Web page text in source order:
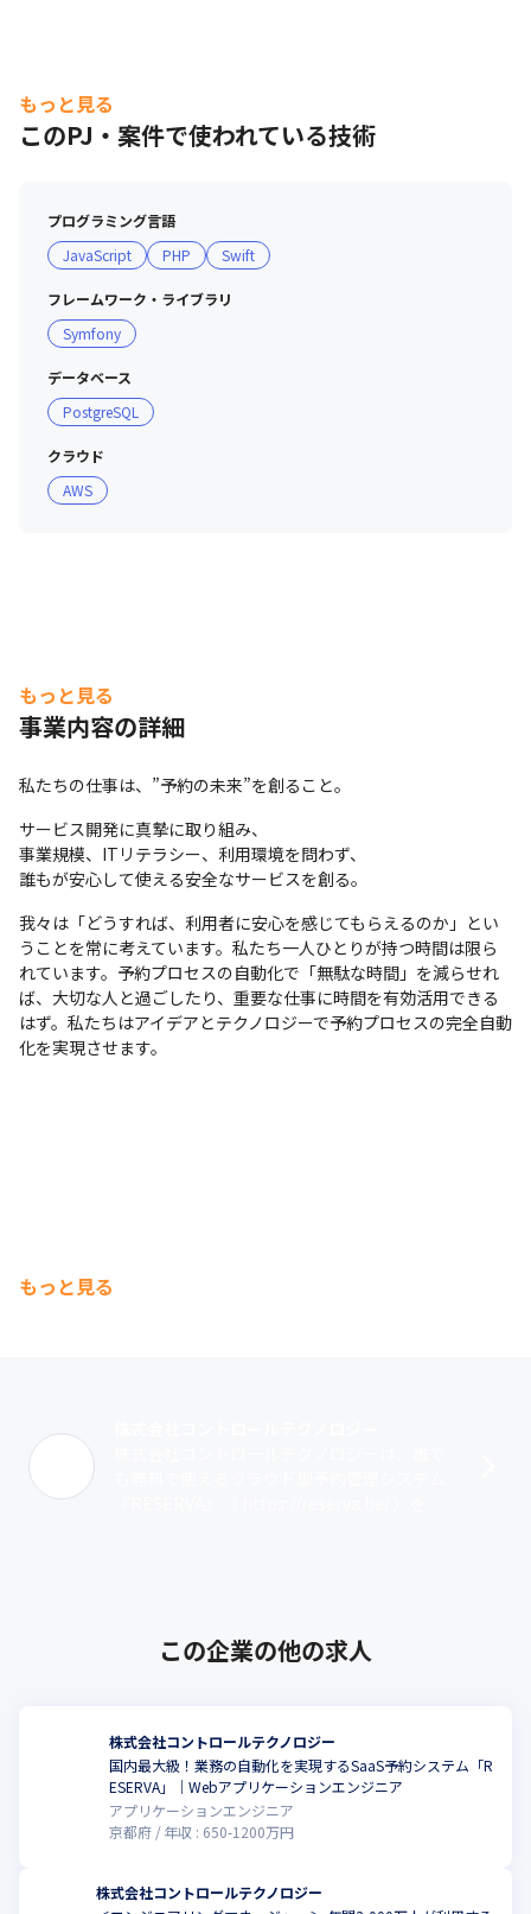
もっと見る
このPJ・案件で使われている技術
プログラミング言語
JavaScript
PHP Swift
フレームワーク・ライブラリ
Symfony
データベース
PostgreSQL
クラウド
AWS
もっと見る
事業内容の詳細
私たちの仕事は、”予約の未来”を創ること。
サービス開発に真摯に取り組み、
事業規模、ITリテラシー、利用環境を問わず、
誰もが安心して使える安全なサービスを創る。
我々は「どうすれば、利用者に安心を感じてもらえるのか」とい
うことを常に考えています。私たち一人ひとりが持つ時間は限ら
れています。予約プロセスの自動化で「無駄な時間」を減らせれ
ば、大切な人と過ごしたり、重要な仕事に時間を有効活用できる
はず。私たちはアイデアとテクノロジーで予約プロセスの完全自動
化を実現させます。
もっと見る
この企業の他の求人
株式会社コントロールテクノロジー
国内最大級！業務の自動化を実現するSaaS予約システム「R
ESERVA」｜Webアプリケーションエンジニア
アプリケーションエンジニア
京都府
年収 : 650-1200万円
株式会社コントロールテクノロジー